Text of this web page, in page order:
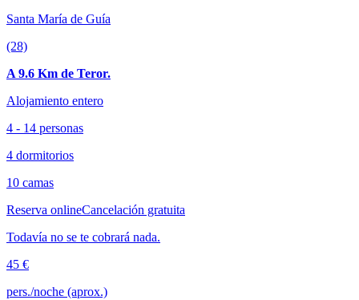
Santa María de Guía
(28)
A 9.6 Km de Teror.
Alojamiento entero
4 - 14 personas
4 dormitorios
10 camas
Reserva onlineCancelación gratuita
Todavía no se te cobrará nada.
45 €
pers./noche (aprox.)